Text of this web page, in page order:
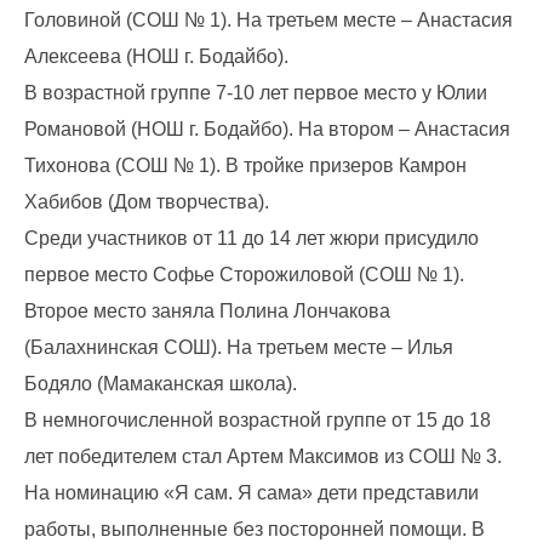
Головиной (СОШ № 1). На третьем месте – Анастасия
Алексеева (НОШ г. Бодайбо).
В возрастной группе 7-10 лет первое место у Юлии
Романовой (НОШ г. Бодайбо). На втором – Анастасия
Тихонова (СОШ № 1). В тройке призеров Камрон
Хабибов (Дом творчества).
Среди участников от 11 до 14 лет жюри присудило
первое место Софье Сторожиловой (СОШ № 1).
Второе место заняла Полина Лончакова
(Балахнинская СОШ). На третьем месте – Илья
Бодяло (Мамаканская школа).
В немногочисленной возрастной группе от 15 до 18
лет победителем стал Артем Максимов из СОШ № 3.
На номинацию «Я сам. Я сама» дети представили
работы, выполненные без посторонней помощи. В